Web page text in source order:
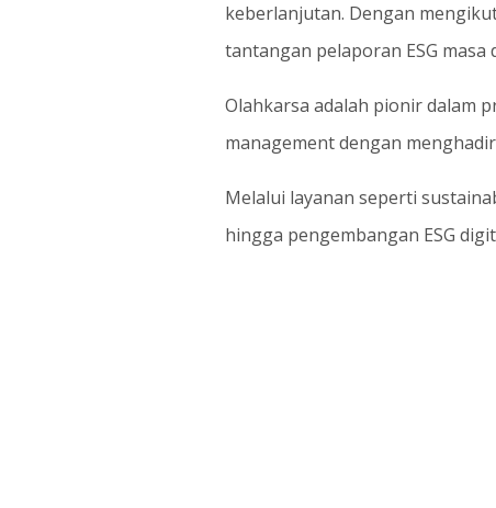
keberlanjutan. Dengan
tantangan pelaporan ESG masa
Olahkarsa adalah pionir dalam
management dengan
Melalui layanan seperti
hingga pengembangan ESG